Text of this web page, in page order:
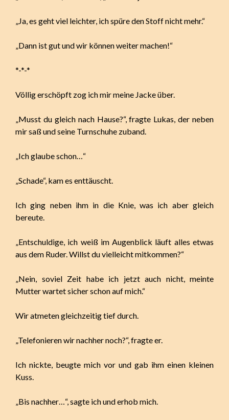
„Ja, es geht viel leichter, ich spüre den Stoff nicht mehr.“
„Dann ist gut und wir können weiter machen!“
*-*-*
Völlig erschöpft zog ich mir meine Jacke über.
„Musst du gleich nach Hause?“, fragte Lukas, der neben
mir saß und seine Turnschuhe zuband.
„Ich glaube schon…“
„Schade“, kam es enttäuscht.
Ich ging neben ihm in die Knie, was ich aber gleich
bereute.
„Entschuldige, ich weiß im Augenblick läuft alles etwas
aus dem Ruder. Willst du vielleicht mitkommen?“
„Nein, soviel Zeit habe ich jetzt auch nicht, meinte
Mutter wartet sicher schon auf mich.“
Wir atmeten gleichzeitig tief durch.
„Telefonieren wir nachher noch?“, fragte er.
Ich nickte, beugte mich vor und gab ihm einen kleinen
Kuss.
„Bis nachher…“, sagte ich und erhob mich.